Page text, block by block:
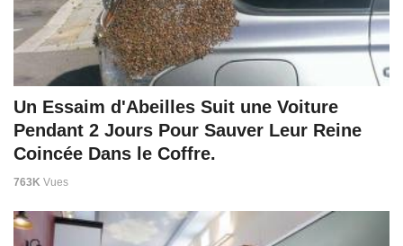
Un Essaim d'Abeilles Suit une Voiture
Pendant 2 Jours Pour Sauver Leur Reine
Coincée Dans le Coffre.
763K Vues